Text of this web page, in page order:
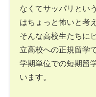
なくてサッパリとい
はちょっと怖いと考
そんな高校生たちに
立高校への正規留学
学期単位での短期留
います。